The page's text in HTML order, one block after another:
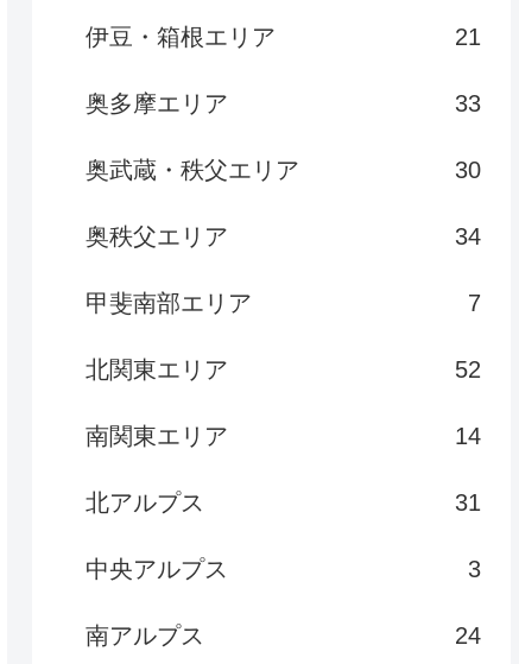
伊豆・箱根エリア 21
奥多摩エリア 33
奥武蔵・秩父エリア 30
奥秩父エリア 34
甲斐南部エリア 7
北関東エリア 52
南関東エリア 14
北アルプス 31
中央アルプス 3
南アルプス 24